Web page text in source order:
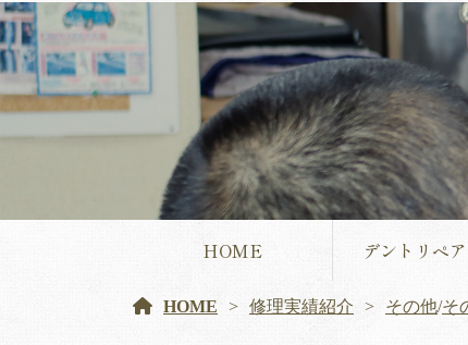
HOME デントリペ
HOME 修理実績紹介 その他/そ